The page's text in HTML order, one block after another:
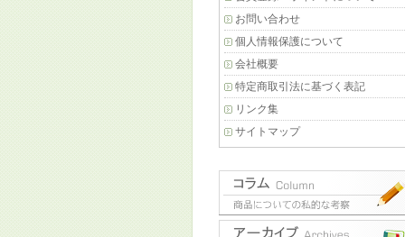
お問い合わせ
個人情報保護について
会社概要
特定商取引法に基づく表記
リンク集
サイトマップ